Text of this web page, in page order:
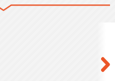
ロックマンエグゼ アクセス